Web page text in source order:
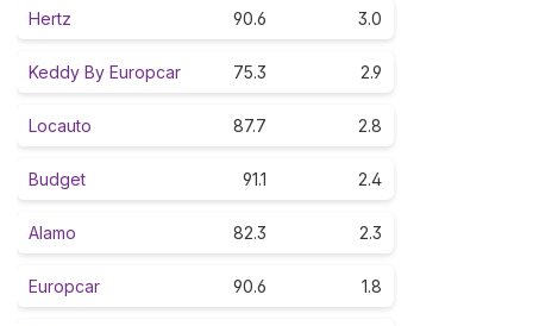
Hertz 90.6 3.0
Keddy By Europcar 75.3 2.9
Locauto 87.7 2.8
Budget 91.1 2.4
Alamo 82.3 2.3
Europcar 90.6 1.8